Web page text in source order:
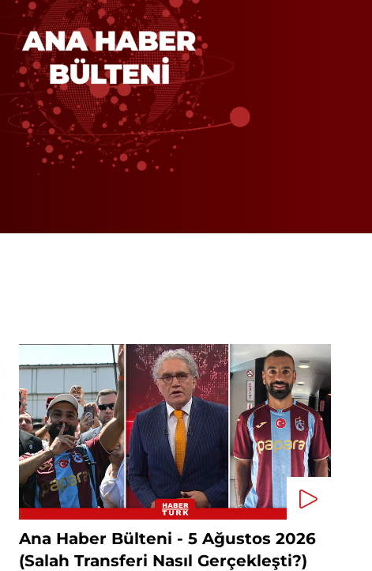
Ana Haber Bülteni - 5 Ağustos 2026
(Salah Transferi Nasıl Gerçekleşti?)